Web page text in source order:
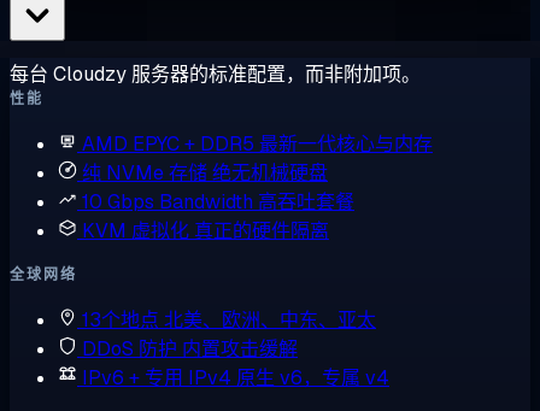
每台 Cloudzy 服务器的标准配置，而非附加项。
性能
AMD EPYC + DDR5 最新一代核心与内存
纯 NVMe 存储绝无机械硬盘
10 Gbps Bandwidth 高吞吐套餐
KVM 虚拟化 真正的硬件隔离
全球网络
13个地点 北美、欧洲、中东、亚太
DDoS 防护 内置攻击缓解
IPv6 + 专用 IPv4 原生 v6，专属 v4